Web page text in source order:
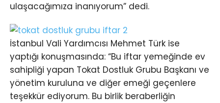
ulaşacağımıza inanıyorum” dedi.
İstanbul Vali Yardımcısı Mehmet Türk ise
yaptığı konuşmasında: “Bu iftar yemeğinde ev
sahipliği yapan Tokat Dostluk Grubu Başkanı ve
yönetim kuruluna ve diğer emeği geçenlere
teşekkür ediyorum. Bu birlik beraberliğin